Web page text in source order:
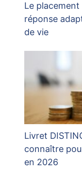
Le
réponse
de vie
Livret
connaître
en 2026